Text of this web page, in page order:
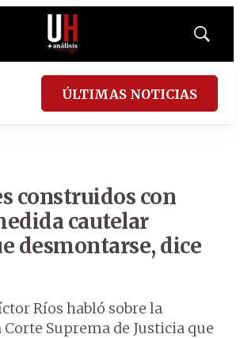
Mostrar
ÚLTIMAS NOTICIAS
construidos con
cautelar
desmontarse, dice
Ríos habló sobre la
Suprema de Justicia que